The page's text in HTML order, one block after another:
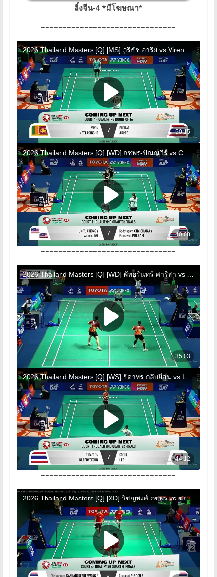
ลิ้งจีน-4 *มีโฆษณา*
===============================
===============================
===============================